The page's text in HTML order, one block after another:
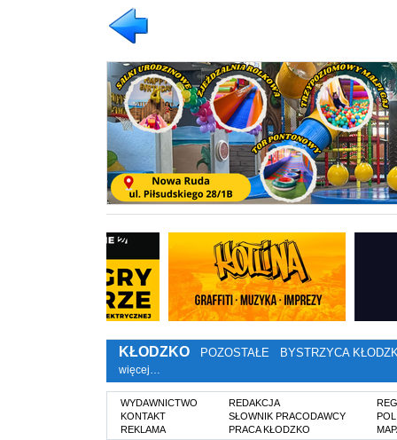
KŁODZKO POZOSTAŁE BYSTRZYCA
więcej…
WYDAWNICTWO
KONTAKT
REKLAMA
REDAKCJA
SŁOWNIK PRACODAWCY
PRACA KŁODZKO